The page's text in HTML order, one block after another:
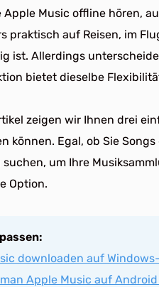
Apple Music offline hören,
praktisch auf Reisen, im
ist. Allerdings
bietet dieselbe
zeigen wir Ihnen drei
können. Egal, ob Sie
suchen, um Ihre
Option.
downloaden auf
Apple Music auf